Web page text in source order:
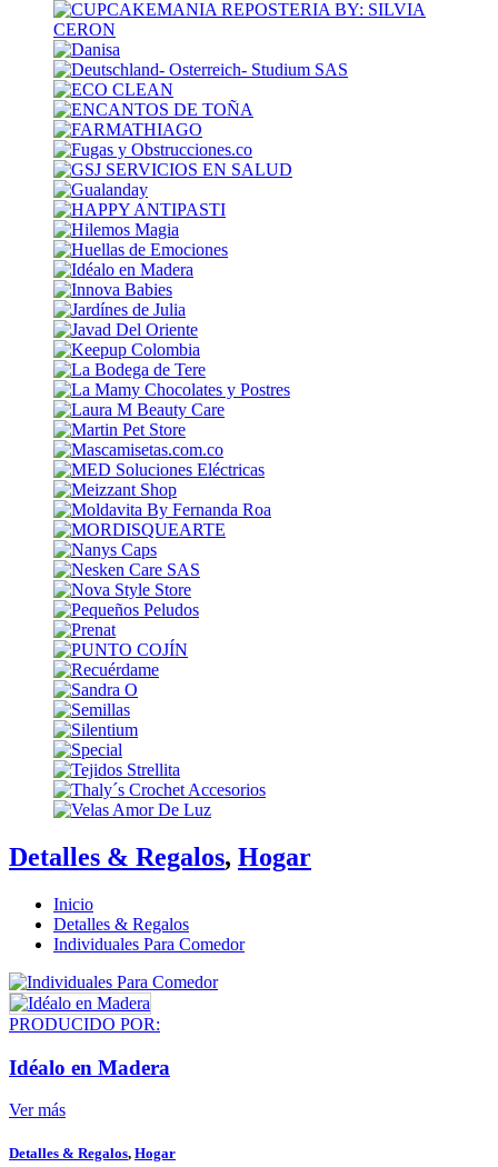
Detalles & Regalos, Hogar
Inicio
Detalles & Regalos
Individuales Para Comedor
PRODUCIDO POR:
Idéalo en Madera
Ver más
Detalles & Regalos, Hogar